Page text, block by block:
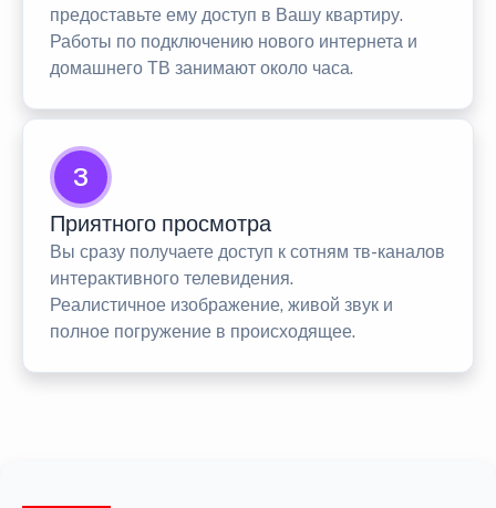
предоставьте ему доступ в Вашу квартиру.
Работы по подключению нового интернета и
домашнего ТВ занимают около часа.
3
Приятного просмотра
Вы сразу получаете доступ к сотням тв-каналов
интерактивного телевидения.
Реалистичное изображение, живой звук и
полное погружение в происходящее.